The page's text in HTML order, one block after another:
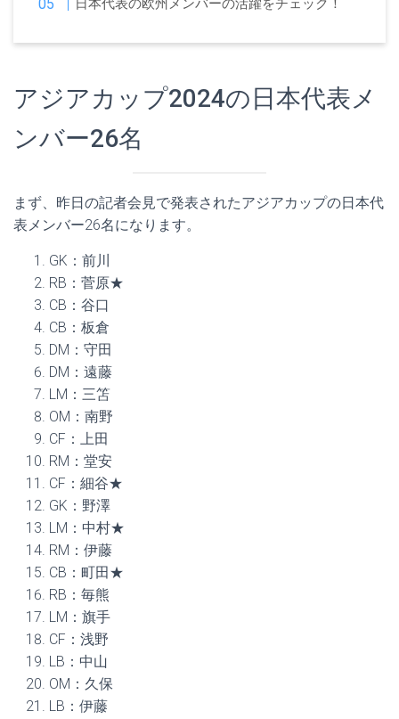
日本代表の欧州メンバーの活躍をチェック！
アジアカップ2024の日本代表メ
ンバー26名
まず、昨日の記者会見で発表されたアジアカップの日本代
表メンバー26名になります。
GK：前川
RB：菅原★
CB：谷口
CB：板倉
DM：守田
DM：遠藤
LM：三笘
OM：南野
CF：上田
RM：堂安
CF：細谷★
GK：野澤
LM：中村★
RM：伊藤
CB：町田★
RB：毎熊
LM：旗手
CF：浅野
LB：中山
OM：久保
LB：伊藤